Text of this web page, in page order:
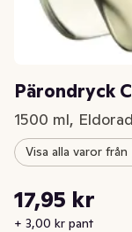
Pärondryck
1500 ml,
Visa alla varor
Nuvarande pris är:
17,95 kr
+ 3,00 kr pant
Styckpris: 11,97 kr /l